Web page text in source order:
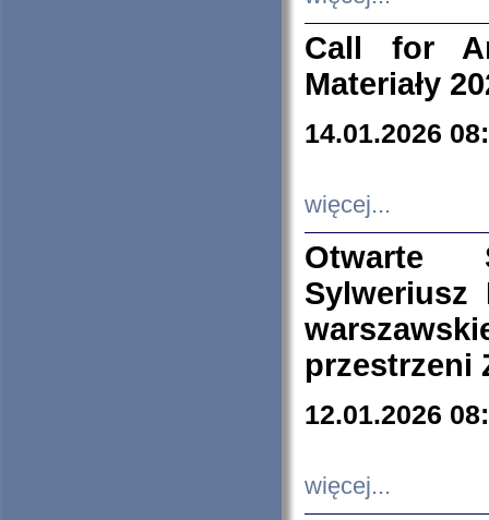
Call for
Materiały
14.01.2026
więcej...
Otwarte
Sylweriusz
przestrzeni
12.01.2026
więcej...